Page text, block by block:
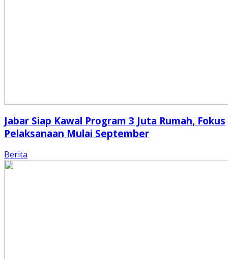
Jabar Siap Kawal Program 3 Juta Rumah, Fokus
Pelaksanaan Mulai September
Berita